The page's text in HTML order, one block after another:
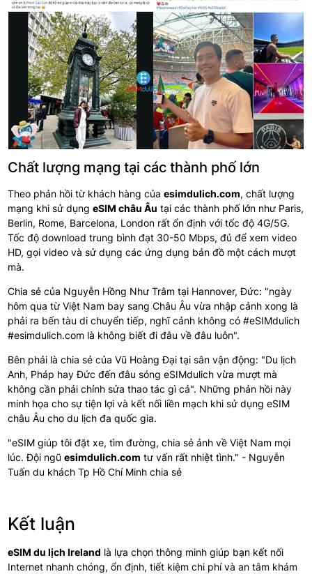
Chất lượng mạng tại các thành phố lớn
Theo phản hồi từ khách hàng của esimdulich.com, chất lượng
mạng khi sử dụng eSIM châu Âu tại các thành phố lớn như Paris,
Berlin, Rome, Barcelona, London rất ổn định với tốc độ 4G/5G.
Tốc độ download trung bình đạt 30-50 Mbps, đủ để xem video
HD, gọi video và sử dụng các ứng dụng bản đồ một cách mượt
mà.
Chia sẻ của Nguyễn Hồng Như Trâm tại Hannover, Đức: "ngày
hôm qua từ Việt Nam bay sang Châu Âu vừa nhập cảnh xong là
phải ra bến tàu di chuyển tiếp, nghĩ cảnh không có #eSIMdulich
#esimdulich.com là không biết đi đâu về đâu luôn".
Bên phải là chia sẻ của Vũ Hoàng Đại tại sân vận động: "Du lịch
Anh, Pháp hay Đức đến đâu sóng eSIMdulich vừa mượt mà
không cần phải chỉnh sửa thao tác gì cả". Những phản hồi này
minh họa cho sự tiện lợi và kết nối liền mạch khi sử dụng eSIM
châu Âu cho du lịch đa quốc gia.
"eSIM giúp tôi đặt xe, tìm đường, chia sẻ ảnh về Việt Nam mọi
lúc. Đội ngũ esimdulich.com tư vấn rất nhiệt tình." - Nguyễn
Tuấn du khách Tp Hồ Chí Minh chia sẻ
Kết luận
eSIM du lịch Ireland là lựa chọn thông minh giúp bạn kết nối
Internet nhanh chóng, ổn định, tiết kiệm chi phí và an tâm khám